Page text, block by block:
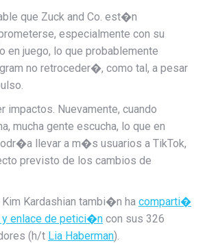
que Zuck and Co. est�n
especialmente con su
en juego, lo que probablemente
no retroceder�, como tal, a pesar
impactos. Nuevamente, cuando
mucha gente escucha, lo que en
llevar a m�s usuarios a TikTok,
previsto de los cambios de
Kardashian tambi�n ha comparti�
y enlace de petici�n con sus 326
(h/t Lia Haberman).